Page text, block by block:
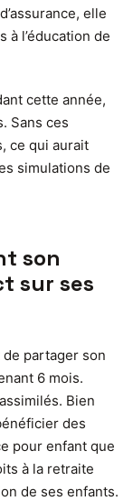
elle
l’éducation de
cette année,
Sans ces
ce qui aurait
simulations de
son
sur ses
partager son
6 mois.
Bien
des
pour enfant que
à la retraite
de ses enfants.